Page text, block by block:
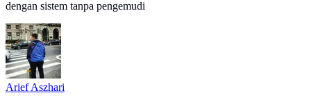
dengan sistem tanpa pengemudi
Arief Aszhari